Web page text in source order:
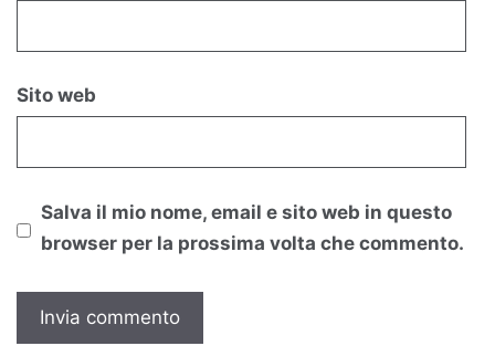
Sito web
Salva il mio nome, email e sito web in questo
browser per la prossima volta che commento.